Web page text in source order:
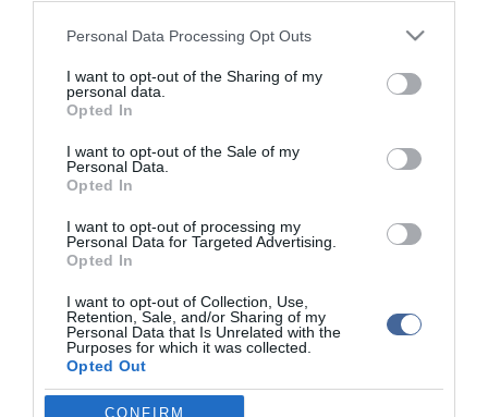
Please note that this website/app uses one or more Google
not limited to your visit or usage behaviour. You may click to
grant or deny consent to Google and its third-party tags to
use your data for below specified purposes in below Google
consent section.
Personal Data Processing Opt Outs
I want to opt-out of the Sharing of my
personal data.
Opted In
I want to opt-out of the Sale of my
Personal Data.
Opted In
I want to opt-out of processing my
Personal Data for Targeted Advertising.
Opted In
I want to opt-out of Collection, Use,
Retention, Sale, and/or Sharing of my
Personal Data that Is Unrelated with the
Purposes for which it was collected.
Opted Out
Google consents
CONFIRM
a tülkök iránti illegális kereslet, a terebélyesedő vadorzás jelenti a
szervezet.
Az IUCN a veszélyeztetett fajokat számba vevő vörös lista
frissítése kapcsán rámutatott, az emlősök negyede fenyegetett a
kihalástól. A csoport ugyanakkor hangoztatta, hogy sikeres
programok révén nem egy fajt meg tudtak menteni a világon.
A déli szélesszájú orrszarvúból például a 19. század végén csak
alig száz darabot számláltak, a populáció azonban mára már
húszezres. Ugyanígy sikerült megmenteni a Közép-Ázsiában élő
Az IUCN vörös listája jelenleg növények és állatok 62 ezer faját
tartalmazza.